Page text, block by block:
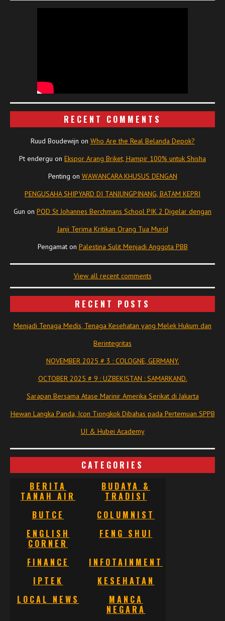
RECENT COMMENTS
Ruud Boudewijn on Who Are the Real Belanda Depok?
Pt endergu on Ekspor Arang Briket, Hampir 100% untuk Shisha
Penting on WAWANCARA KHUSUS DENGAN
PENGUSAHA SHIPYARD DI TANJUNGPINANG, BATAM KEPRI
Gun on POD St Johannes Berchmans School PIK 2 Digelar dengan
Janji Terima Kritikan Orang Tua Murid
Pengamaton Palestina Sulit Menjadi Anggota PBB
View all recent comments
RECENT POSTS
Menjadi Tenaga Medis, Tenaga Kesehatan yang Melek Hukum dan
Berintegritas
NOVEMBER 2025 # 3 : COLOGNE, GERMANY.
OCTOBER 2025 # 9 : UZBEKISTAN : SAMARKAND.
Sarapan Bersama Atase Marinir Amerika Serikat di Jakarta
Hewan Langka Panda, Icon Tiongkok Dibahas pada Pertemuan SPPB
UI & Hubei Academy
CATEGORIES
BERITA
TANAH AIR
BUDAYA &
TRADISI
BUTCE
COLUMNIST
ENGLISH
CORNER
FENG SHUI
FINANCE
INFOTAINMENT
IPTEK
KESEHATAN
LOCAL NEWS
MANCA
NEGARA